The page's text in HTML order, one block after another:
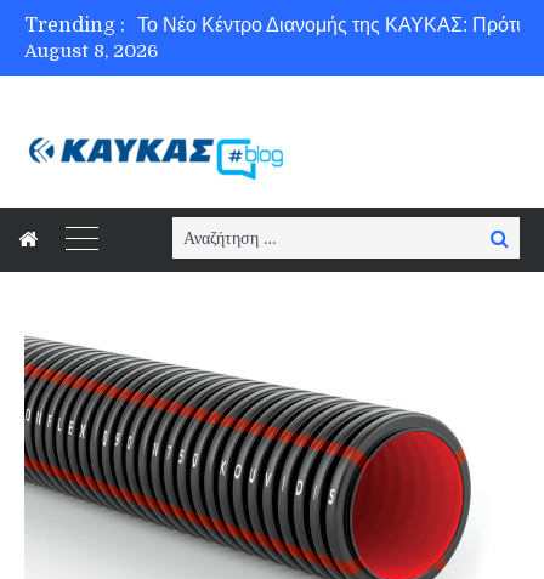
Trending :
Ασφάλεια στο Διαδίκτυο για όλους!
August 8, 2026
Search
for: